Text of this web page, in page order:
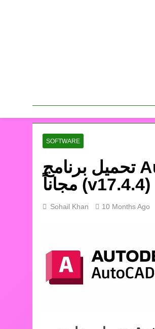
SOFTWARE
تحميل برنامج AutoCAD 360 للكمبيوتر من ميديا فاير
مجاناً (v17.4.4)
Sohail Khan 10 Months Ago